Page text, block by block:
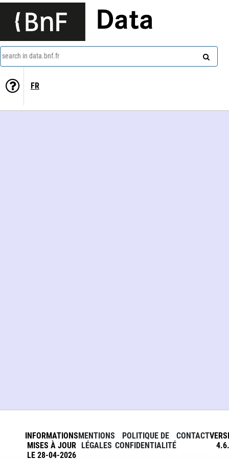
Data
search in data.bnf.fr
FR
INFORMATIONS
MISES À JOUR
LE 28-04-2026
MENTIONS
LÉGALES
POLITIQUE DE
CONFIDENTIALITÉ
CONTACT